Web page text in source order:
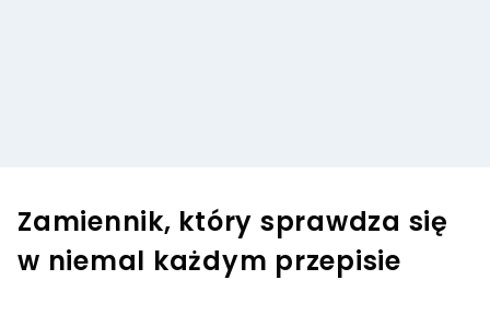
Zamiennik, który sprawdza się
w niemal każdym przepisie